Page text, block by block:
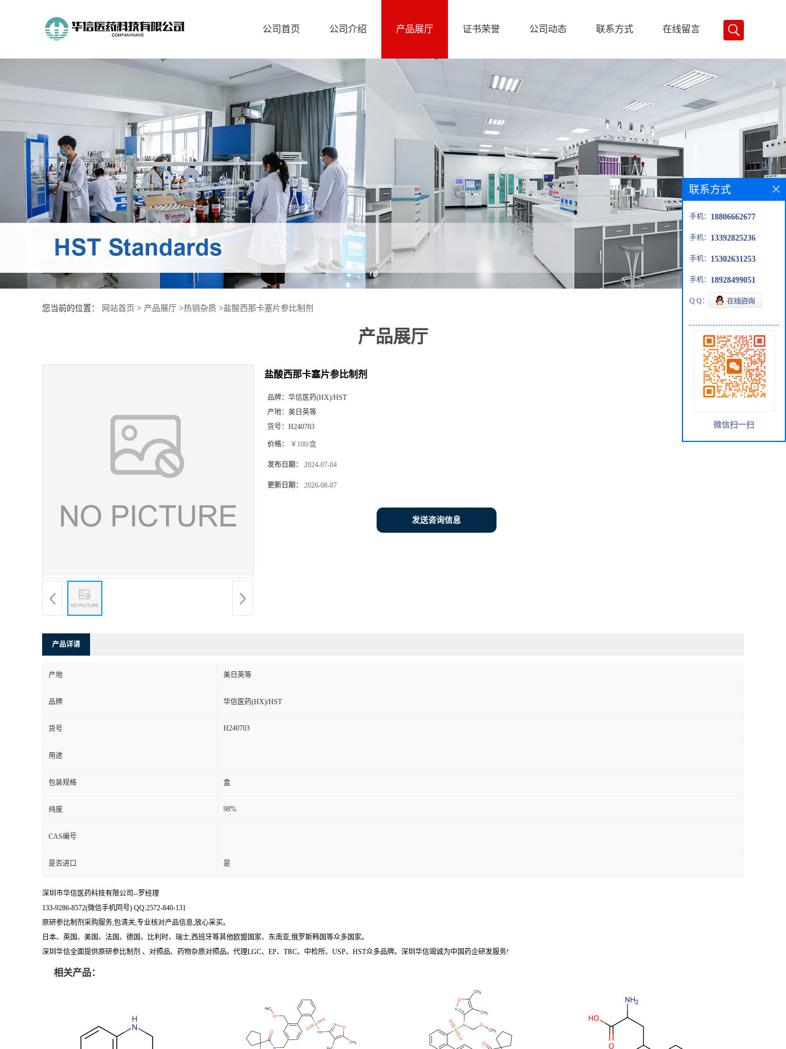
页
司
介
公司首页 公司介绍 产品展厅 证书荣誉 公司动态 联系方式 在线留言
您当前的位置： 网站首页 > 产品展厅 >热销杂质 >盐酸西那卡塞片参比制剂
产品展厅
盐酸西那卡塞片参比制剂
品牌： 华信医药(HX)/HST
产地： 美日英等
货号： H240703
价格： ￥100/盒
发布日期： 2024-07-04
更新日期： 2026-08-07
发送咨询信息
产品详请
产地 美日英等
品牌 华信医药(HX)/HST
货号 H240703
用途
包装规格 盒
纯度 98%
CAS编号
是否进口 是
深圳市华信医药科技有限公司--罗经理
133-9286-8572(微信手机同号) QQ:2572-840-131
原研参比制剂采购服务,包清关,专业核对产品信息,放心采买。
日本、英国、美国、法国、德国、比利时、瑞士,西班牙等其他欧盟国家、东南亚,俄罗斯韩国等众多国家。
深圳华信全面提供原研参比制剂 、对照品、药物杂质对照品。代理LGC、EP、TRC、中检所、USP、HST众多品牌。深圳华信竭诚为中国药企研发服务!
相关产品：
联系方式
手机： 18806662677
手机： 13392825236
手机： 15302631253
手机： 18928499051
Q Q：
微信扫一扫